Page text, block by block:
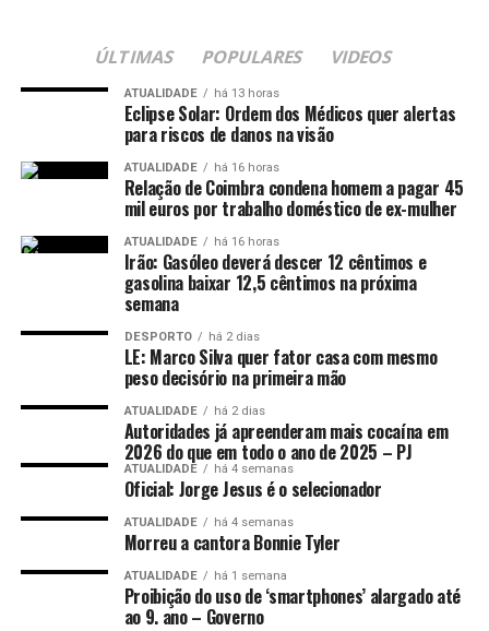
ÚLTIMAS POPULARES VIDEOS
ATUALIDADE há 13 horas
Eclipse Solar: Ordem dos Médicos quer alertas
para riscos de danos na visão
ATUALIDADE há 16 horas
Relação de Coimbra condena homem a pagar 45
mil euros por trabalho doméstico de ex-mulher
ATUALIDADE há 16 horas
Irão: Gasóleo deverá descer 12 cêntimos e
gasolina baixar 12,5 cêntimos na próxima
semana
DESPORTO há 2 dias
LE: Marco Silva quer fator casa com mesmo
peso decisório na primeira mão
ATUALIDADE há 2 dias
Autoridades já apreenderam mais cocaína em
2026 do que em todo o ano de 2025 – PJ
ATUALIDADE há 4 semanas
Oficial: Jorge Jesus é o selecionador
ATUALIDADE há 4 semanas
Morreu a cantora Bonnie Tyler
ATUALIDADE há 1 semana
Proibição do uso de ‘smartphones’ alargado até
ao 9. ano – Governo